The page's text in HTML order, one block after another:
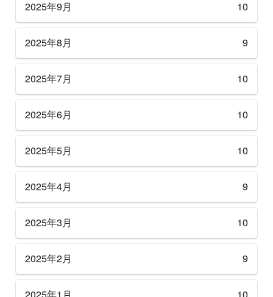
2025年9月 10
2025年8月 9
2025年7月 10
2025年6月 10
2025年5月 10
2025年4月 9
2025年3月 10
2025年2月 9
2025年1月 10